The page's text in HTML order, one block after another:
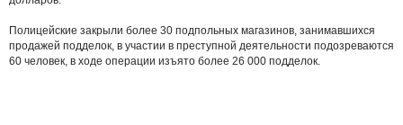
Полицейские закрыли более 30 подпольных магазинов, занимавшихся
продажей подделок, в участии в преступной деятельности подозреваются
60 человек, в ходе операции изъято более 26 000 подделок.